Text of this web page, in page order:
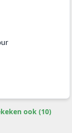
ook (10)